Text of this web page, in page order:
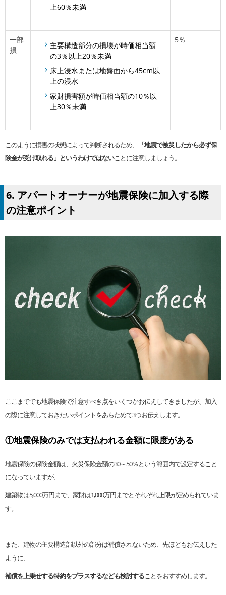
上60％未満
一部
損
主要構造部分の損壊が時価相当額
の3％以上20％未満
床上浸水または地盤面から45cm以
上の浸水
家財損害額が時価相当額の10％以
上30％未満
5％
このように損害の状態によって判断されるため、
「地震で被災したから必ず保
険金が受け取れる」というわけではないことに注意しましょう。
6. アパートオーナーが地震保険に加入する際
の注意ポイント
ここまででも地震保険で注意すべき点をいくつかお伝えしてきましたが、加入
の際に注意しておきたいポイントをあらためて3つお伝えします。
①地震保険のみでは支払われる金額に限度がある
地震保険の保険金額は、火災保険金額の30～50％という範囲内で設定すること
になっていますが、
建築物は5,000万円まで、家財は1,000万円までとそれぞれ上限が定められていま
す。
また、建物の主要構造部以外の部分は補償されないため、先ほどもお伝えした
ように、
補償を上乗せする特約をプラスするなども検討することをおすすめします。